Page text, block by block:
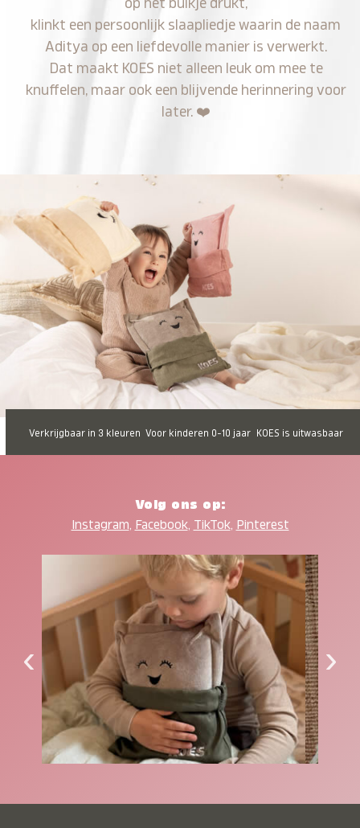
op het buikje drukt,
klinkt een persoonlijk slaapliedje waarin de naam
Aditya op een liefdevolle manier is verwerkt.
Dat maakt KOES niet alleen leuk om mee te
knuffelen, maar ook een blijvende herinnering voor
later. ❤️
Verkrijgbaar in 3 kleuren Voor kinderen 0-10 jaar KOES is uitwasbaar
Volg ons op:
Instagram, Facebook, TikTok, Pinterest
‹ ›